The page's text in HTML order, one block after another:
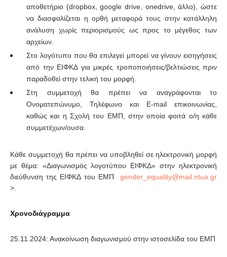
αποθετήριο (dropbox, google drive, onedrive, άλλο), ώστε
να διασφαλίζεται η ορθή μεταφορά τους στην κατάλληλη
ανάλυση χωρίς περιορισμούς ως προς το μέγεθος των
αρχείων.
Στο λογότυπο που θα επιλεγεί μπορεί να γίνουν εισηγήσεις
από την ΕΙΦΚΔ για μικρές τροποποιήσεις/βελτιώσεις πριν
παραδοθεί στην τελική του μορφή.
Στη συμμετοχή θα πρέπει να αναγράφονται το
Ονοματεπώνυμο, Τηλέφωνο και E-mail επικοινωνίας,
καθώς και η Σχολή του ΕΜΠ, στην οποία φοιτά ο/η κάθε
συμμετέχων/ουσα.
Κάθε συμμετοχή θα πρέπει να υποβληθεί σε ηλεκτρονική μορφή
με θέμα: «Διαγωνισμός λογοτύπου ΕΙΦΚΔ» στην ηλεκτρονική
διεύθυνση της ΕΙΦΚΔ του ΕΜΠ
>.
Χρονοδιάγραμμα
25.11.2024: Ανακοίνωση διαγωνισμού στην ιστοσελίδα του ΕΜΠ